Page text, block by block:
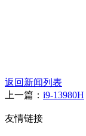
返回新闻列表
上一篇： i9-13980H
友情链接